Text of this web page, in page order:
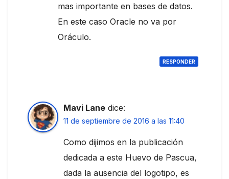
mas importante en bases de datos.
En este caso Oracle no va por
Oráculo.
RESPONDER
Mavi Lane dice:
11 de septiembre de 2016 a las 11:40
Como dijimos en la publicación
dedicada a este Huevo de Pascua,
dada la ausencia del logotipo, es